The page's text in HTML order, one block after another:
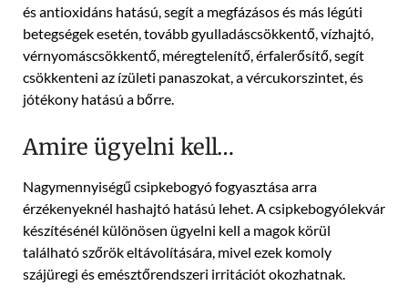
és antioxidáns hatású, segít a megfázásos és más légúti
betegségek esetén, tovább gyulladáscsökkentő, vízhajtó,
vérnyomáscsökkentő, méregtelenítő, érfalerősítő, segít
csökkenteni az ízületi panaszokat, a vércukorszintet, és
jótékony hatású a bőrre.
Amire ügyelni kell…
Nagymennyiségű csipkebogyó fogyasztása arra
érzékenyeknél hashajtó hatású lehet. A csipkebogyólekvár
készítésénél különösen ügyelni kell a magok körül
található szőrök eltávolítására, mivel ezek komoly
szájüregi és emésztőrendszeri irritációt okozhatnak.